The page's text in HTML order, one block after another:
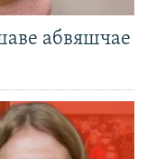
абвяшчае